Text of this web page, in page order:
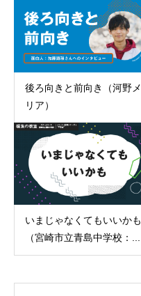
後ろ向きと前向き（河野メ
リア）
いまじゃなくてもいいかも
（宮崎市立青島中学校：...